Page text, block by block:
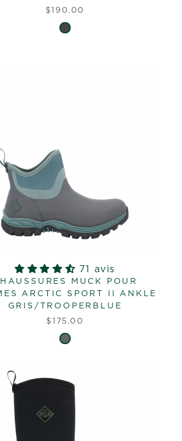
$190.00
71 avis
MUCK POUR
ARCTIC SPORT II ANKLE
GRIS/TROOPERBLUE
$175.00